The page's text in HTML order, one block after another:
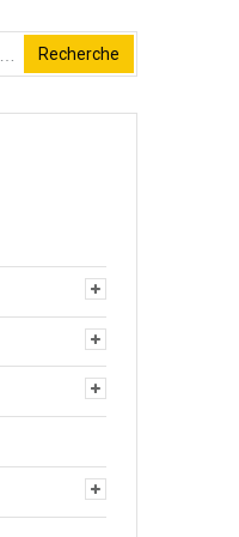
Recherche